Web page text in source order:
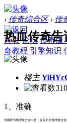
› 传奇综合区 › 传
首页 论坛 传奇版
奇教程 引擎知识
热血传奇告
楼主
1、准确
准确即为物理攻击命中值，仅仅针对物理攻击